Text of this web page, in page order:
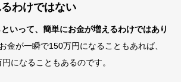
わけではない
いって、簡単にお金が増えるわけではあり
金が一瞬で150万円になることもあれば、
になることもあるのです。